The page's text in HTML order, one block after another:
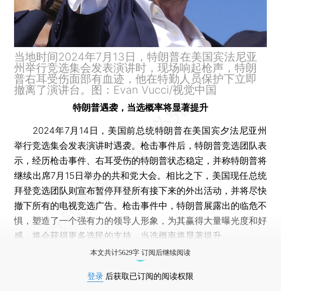
当地时间2024年7月13日，特朗普在美国宾法尼亚
州举行竞选集会发表演讲时，现场响起枪声，特朗
普右耳受伤面部有血迹，他在特勤人员保护下立即
撤离了演讲台。图：Evan Vucci/视觉中国
特朗普遇袭，当选概率将显著提升
2024年7月14日，美国前总统特朗普在美国宾夕法尼亚州
举行竞选集会发表演讲时遇袭。枪击事件后，特朗普竞选团队表
示，经历枪击事件、右耳受伤的特朗普状态稳定，并称特朗普将
继续出席7月15日举办的共和党大会。相比之下，美国现任总统
拜登竞选团队则宣布暂停拜登所有接下来的外出活动，并将尽快
撤下所有的电视竞选广告。枪击事件中，特朗普展露出的临危不
惧，塑造了一个强有力的领导人形象，为其赢得大量曝光度和好
感，将会获得更多选民的支持，当选概率将显著提升。
本文共计5629字 订阅后继续阅读
登录 后获取已订阅的阅读权限